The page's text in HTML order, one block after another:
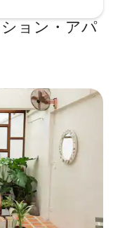
濯
グサービスであ
されています。
設タイプを簡単に
ます。既存の宿泊
泊施設が見つから
お問い合わせくだ
ョン・アパ